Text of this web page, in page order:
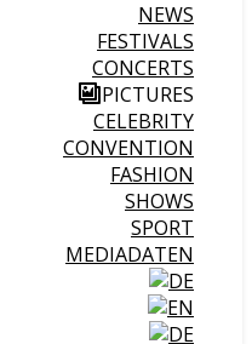
NEWS
FESTIVALS
CONCERTS
PICTURES
CELEBRITY
CONVENTION
FASHION
SHOWS
SPORT
MEDIADATEN